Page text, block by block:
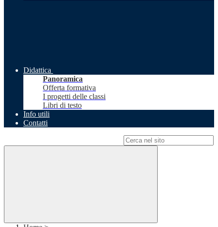
Didattica
Panoramica
Offerta formativa
I progetti delle classi
Libri di testo
Info utili
Contatti